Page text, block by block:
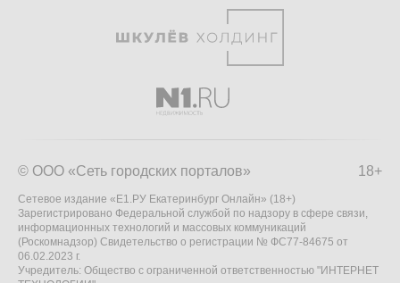
18+
© ООО «Сеть городских порталов»
Сетевое издание «Е1.РУ Екатеринбург Онлайн» (18+)
Зарегистрировано Федеральной службой по надзору в сфере связи,
информационных технологий и массовых коммуникаций
(Роскомнадзор) Свидетельство о регистрации № ФС77-84675 от
06.02.2023 г.
Учредитель: Общество с ограниченной ответственностью "ИНТЕРНЕТ